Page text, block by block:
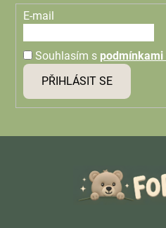
E-mail
Souhlasím s podmínkami
PŘIHLÁSIT SE